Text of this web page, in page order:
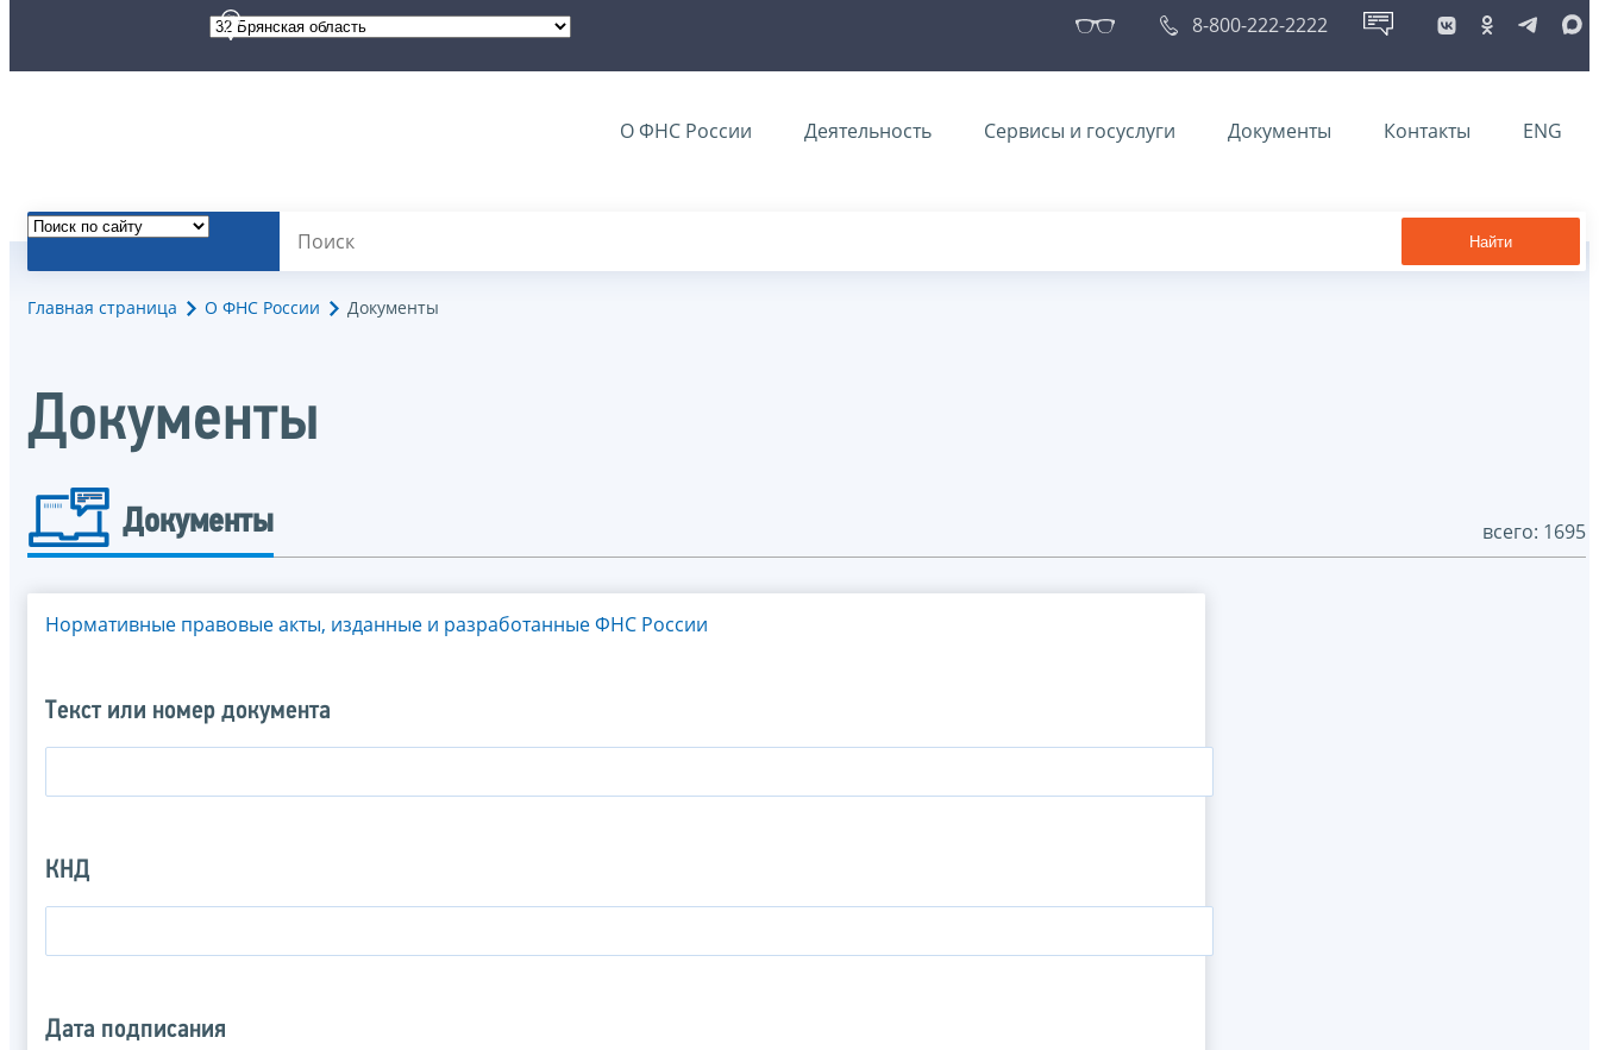
8-800-222-2222
О ФНС России Деятельность Сервисы и госуслуги Документы Контакты ENG
Найти
Главная страница О ФНС России Документы
Документы
Документы всего: 1695
Нормативные правовые акты, изданные и разработанные ФНС России
Текст или номер документа
КНД
Дата подписания